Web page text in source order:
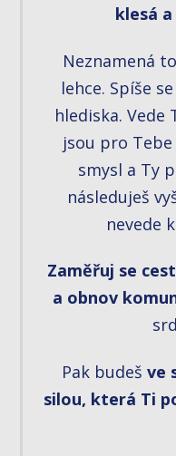
klesá
Neznamená
lehce. Spíše
hlediska.
jsou pro
smysl a Ty
následuješ
nevede
Zaměřuj se
a obnov
Pak budeš ve
silou, která Ti